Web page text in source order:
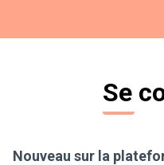
Se
Nouveau sur la